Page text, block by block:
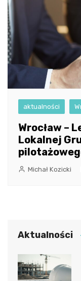
aktualności
Wrocław –
Lokalnej
Michał Kozicki
Aktualności